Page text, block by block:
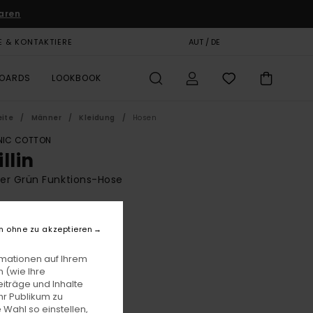
& KONTAKTIERE AUT / DE
LOOKBOOK
Männer Kleidung Hosen
COTTON
Grün Funktions-Hose
63%
RABATT EXTRA 25 %
auf Ihrem
(wie Ihre
und Inhalte
Publikum zu
so einstellen,
ohne zu akzeptieren